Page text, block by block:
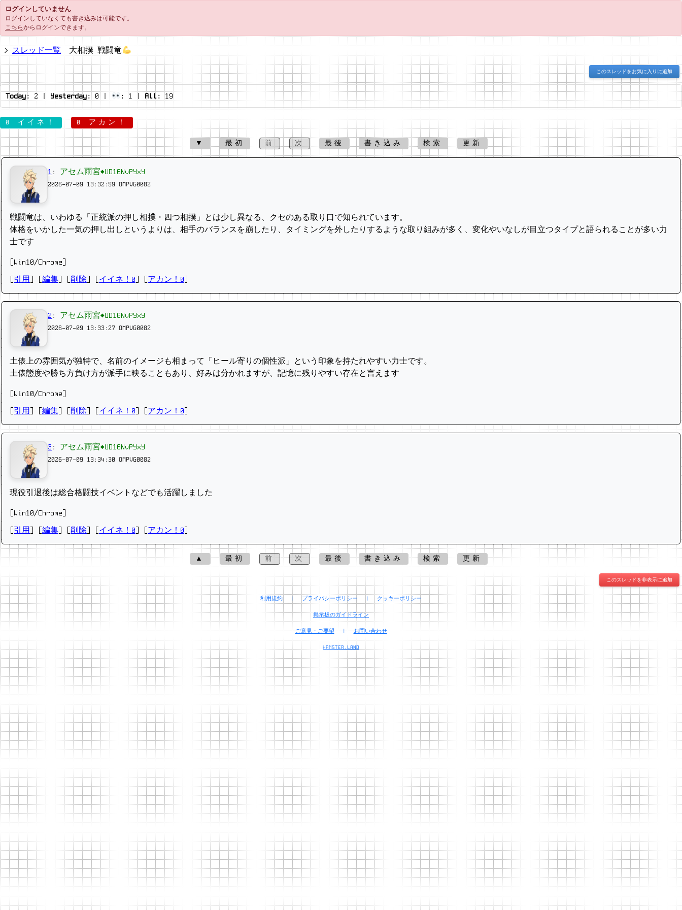
ログインしていません
ログインしていなくても書き込みは可能です。
こちらからログインできます。
スレッド一覧 大相撲 戦闘竜
このスレッドをお気に入りに追加
Today: 2 | Yesterday:0 | : 1 | All: 19
0 イイネ！ 0 アカン！
▼ 最初 前 次 最後 書き込み 検索 更新
1 : アセム雨宮◆UD16NvPYxY
2026-07-09 13:32:59 OMPVG0082
戦闘竜は、いわゆる「正統派の押し相撲・四つ相撲」とは少し異なる、クセのある取り口で知られています。
体格をいかした一気の押し出しというよりは、相手のバランスを崩したり、タイミングを外したりするような取り組みが多く、変化やいなしが目立つタイプと語られることが多い力
士です
[Win10/Chrome]
引用 編集 削除 イイネ！0 アカン！0
2 : アセム雨宮◆UD16NvPYxY
2026-07-09 13:33:27 OMPVG0082
土俵上の雰囲気が独特で、名前のイメージも相まって「ヒール寄りの個性派」という印象を持たれやすい力士です。
土俵態度や勝ち方負け方が派手に映ることもあり、好みは分かれますが、記憶に残りやすい存在と言えます
[Win10/Chrome]
引用 編集 削除 イイネ！0 アカン！0
3 : アセム雨宮◆UD16NvPYxY
2026-07-09 13:34:30 OMPVG0082
現役引退後は総合格闘技イベントなどでも活躍しました
[Win10/Chrome]
引用 編集 削除 イイネ！0 アカン！0
▲ 最初 前 次 最後 書き込み 検索 更新
このスレッドを非表示に追加
利用規約 | プライバシーポリシー | クッキーポリシー
掲示板のガイドライン
ご意見・ご要望 | お問い合わせ
HAMSTER.LAND